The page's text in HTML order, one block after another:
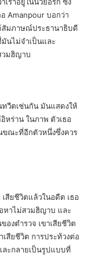
Amanpour บอกว่า
สัมภาษณ์ประธานาธิบดี
นไม่จำเป็นและ
วมฮิญาบ
ทวีตเช่นกัน มันแสดงให้
หร่าน ในภาพ ตัวเธอ
ขณะที่อีกตัวหนึ่งซึ่งควร
สียชีวิตแล้วในอดีต เธอ
หาไม่สวมฮิญาบ และ
องตำรวจ เขาเสียชีวิต
สียชีวิต การประท้วงต่อ
ะกลายเป็นรูปแบบที่